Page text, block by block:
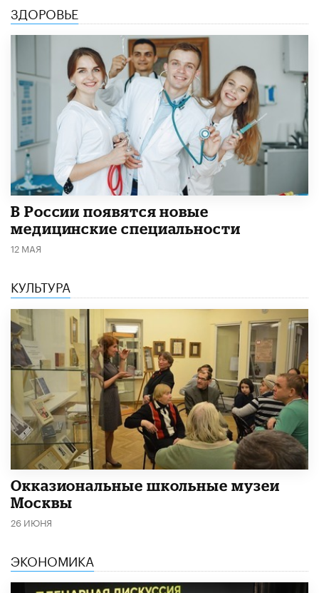
ЗДОРОВЬЕ
В России появятся новые
медицинские специальности
12 МАЯ
КУЛЬТУРА
​Окказиональные школьные музеи
Москвы
26 ИЮНЯ
ЭКОНОМИКА